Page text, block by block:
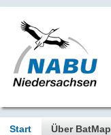
Start Über BatMap